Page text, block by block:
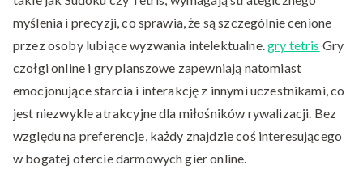
myślenia i precyzji, co sprawia, że są szczególnie cenione
przez osoby lubiące wyzwania intelektualne.gry tetris Gry
czołgi online i gry planszowe zapewniają natomiast
emocjonujące starcia i interakcję z innymi uczestnikami, co
jest niezwykle atrakcyjne dla miłośników rywalizacji. Bez
względu na preferencje, każdy znajdzie coś interesującego
w bogatej ofercie darmowych gier online.